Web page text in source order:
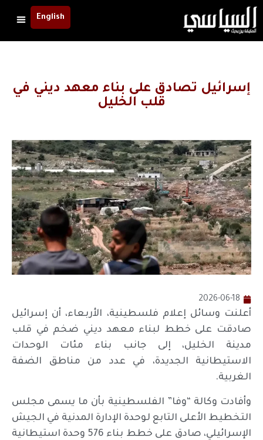
English
إسرائيل تصادق على بناء معهد ديني في
قلب الخليل
2026-06-18
أعلنت وسائل إعلام فلسطينية، الأربعاء، أن إسرائيل
صادقت على خطط لبناء معهد ديني ضخم في قلب
مدينة الخليل، إلى جانب بناء مئات الوحدات
الاستيطانية الجديدة، في عدد من مناطق الضفة
الغربية.
وأفادت وكالة “وفا” الفلسطينية بأن ما يسمى مجلس
التخطيط الأعلى التابع لوحدة الإدارة المدنية في الجيش
الإسرائيلي، صادق على خطط بناء 576 وحدة استيطانية